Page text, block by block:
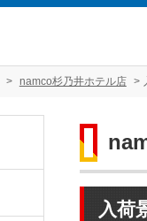
namco杉乃井ホテル店
入荷